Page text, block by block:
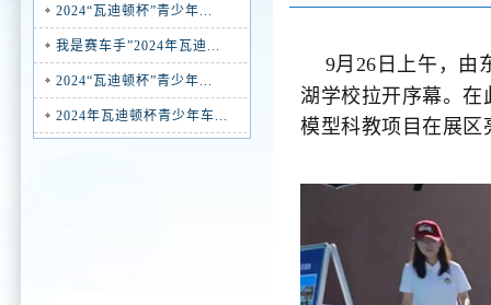
2024“瓦迪顿杯”青少年...
我是赛车手”2024年瓦迪...
2024“瓦迪顿杯”青少年...
2024年瓦迪顿杯青少年车...
9月26日上午，由
湖学校拉开序幕。
模型科教项目在展区